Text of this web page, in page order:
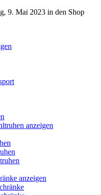
9. Mai 2023 in den Shop
anzeigen
anzeigen